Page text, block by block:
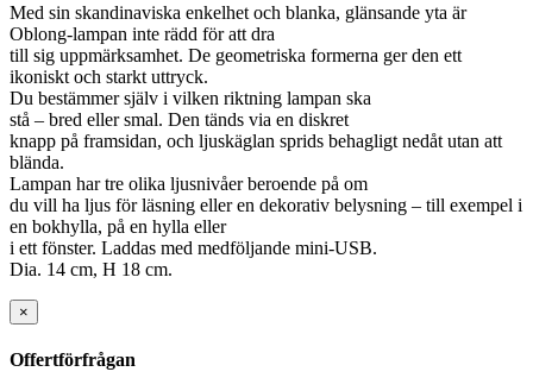
Med sin skandinaviska enkelhet och blanka, glänsande yta är
Oblong-lampan inte rädd för att dra
till sig uppmärksamhet. De geometriska formerna ger den ett
ikoniskt och starkt uttryck.
Du bestämmer själv i vilken riktning lampan ska
stå – bred eller smal. Den tänds via en diskret
knapp på framsidan, och ljuskäglan sprids behagligt nedåt utan att
blända.
Lampan har tre olika ljusnivåer beroende på om
du vill ha ljus för läsning eller en dekorativ belysning – till exempel i
en bokhylla, på en hylla eller
i ett fönster. Laddas med medföljande mini-USB.
Dia. 14 cm, H 18 cm.
×
Offertförfrågan